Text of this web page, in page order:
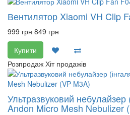
Вентилятор Xiaomi VH Clip
999 грн 849 грн
Купити
Розпродаж Хіт продажів
Ультразвуковий небулайзер
Andon Micro Mesh Nebulizer